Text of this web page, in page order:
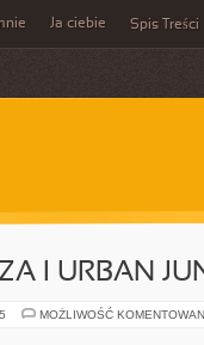
Ja ciebie Spis Treści
I URBAN
MOŻLIWOŚĆ